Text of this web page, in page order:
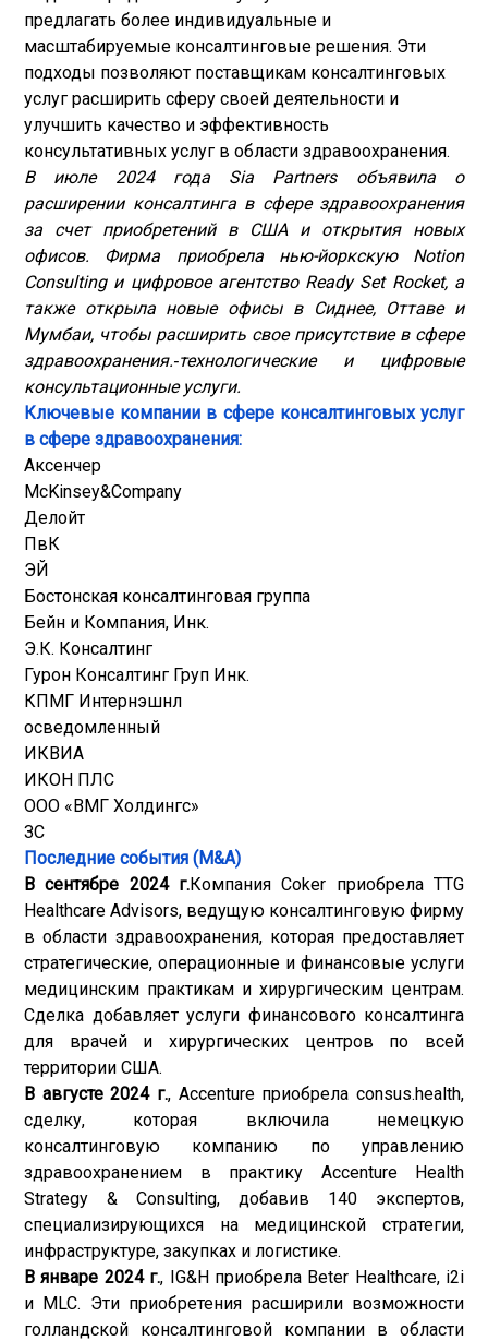
предлагать более индивидуальные и
масштабируемые консалтинговые решения. Эти
подходы позволяют поставщикам консалтинговых
услуг расширить сферу своей деятельности и
улучшить качество и эффективность
консультативных услуг в области здравоохранения.
В июле 2024 года Sia Partners объявила о
расширении консалтинга в сфере здравоохранения
за счет приобретений в США и открытия новых
офисов. Фирма приобрела нью-йоркскую Notion
Consulting и цифровое агентство Ready Set Rocket, а
также открыла новые офисы в Сиднее, Оттаве и
Мумбаи, чтобы расширить свое присутствие в сфере
здравоохранения.‑технологические и цифровые
консультационные услуги.
Ключевые компании в сфере консалтинговых услуг
в сфере здравоохранения:
Аксенчер
McKinsey&Company
Делойт
ПвК
ЭЙ
Бостонская консалтинговая группа
Бейн и Компания, Инк.
Э.К. Консалтинг
Гурон Консалтинг Груп Инк.
КПМГ Интернэшнл
осведомленный
ИКВИА
ИКОН ПЛС
ООО «ВМГ Холдингс»
ЗС
Последние события (M&A)
В сентябре 2024 г.Компания Coker приобрела TTG
Healthcare Advisors, ведущую консалтинговую фирму
в области здравоохранения, которая предоставляет
стратегические, операционные и финансовые услуги
медицинским практикам и хирургическим центрам.
Сделка добавляет услуги финансового консалтинга
для врачей и хирургических центров по всей
территории США.
В августе 2024 г., Accenture приобрела consus.health,
сделку, которая включила немецкую
консалтинговую компанию по управлению
здравоохранением в практику Accenture Health
Strategy & Consulting, добавив 140 экспертов,
специализирующихся на медицинской стратегии,
инфраструктуре, закупках и логистике.
В январе 2024 г., IG&H приобрела Beter Healthcare, i2i
и MLC. Эти приобретения расширили возможности
голландской консалтинговой компании в области